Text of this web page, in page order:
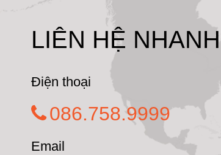
LIÊN HỆ NHANH
Điện thoại
086.758.9999
Email